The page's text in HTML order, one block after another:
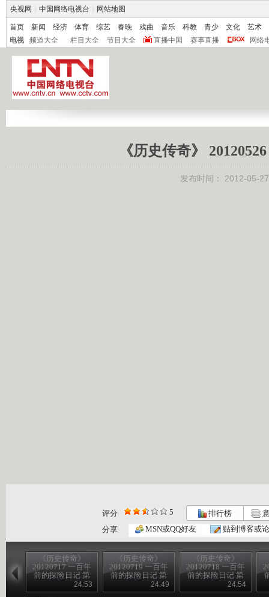
央视网 中国网络电视台 网站地图
首页 新闻 经济 体育 综艺 春晚 戏曲 音乐 科教 青少 文化
艺术
电视
频道大全 栏目大全 节目大全 直播中国 赛事直播 网络
《历史传奇》
发布时间： 2012-05-
评分 5 排行榜
分享
MSN或QQ好友 贴到博客或
《历史传奇》
20120717 一百年
前的探险日记 第
四集 沙埋宝藏
（下）
24:53
《历史传奇》
20120719 一百年
前的探险日记 第
八集 为歌者留影
（下）
24:49
《历史传奇》
20120718 一百年
前的探险日记 第
六集 生死大漠
（下）
24:54